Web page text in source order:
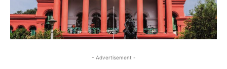
- Advertisement -